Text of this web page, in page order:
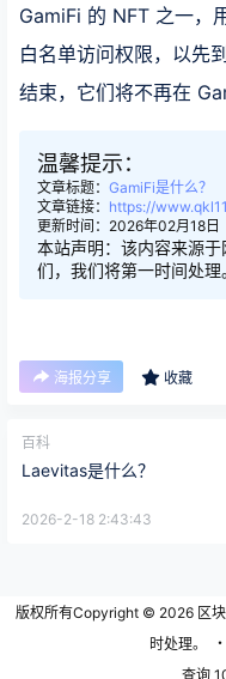
GamiFi 的 NFT 之一，
白名单访问权限，以先
结束，它们将不再在
温馨提示：
文章标题： GamiFi是什么？
文章链接： https://
更新时间：2026年02月18日
本站声明：该内容来源
们，我们将第一时间处理
海报分享 收藏
百科
Laevitas是什么？
2026-2-18 2:43:43
版权所有Copyright © 2026区块
时处理。
・
查询